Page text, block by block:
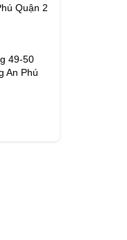
Quận 2
49-50
An Phú